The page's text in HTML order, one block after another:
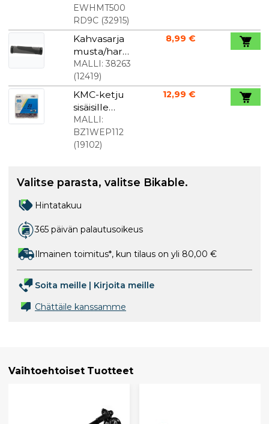
QR
EWHMT500
RD9C(32915)
Kahvasarja
musta/har
maa lukolla
MALLI: 38263
(12419)
8,99 €
KMC-ketju
sisäisille
vaihteille
ruosteenest
o
MALLI:
BZ1WEP112
(19102)
12,99 €
Valitse parasta, valitse Bikable.
Hintatakuu
365 päivän palautusoikeus
Ilmainen toimitus*, kun tilaus on yli 80,00 €
Soita meille | Kirjoita meille
Chättäile kanssamme
Vaihtoehtoiset Tuotteet